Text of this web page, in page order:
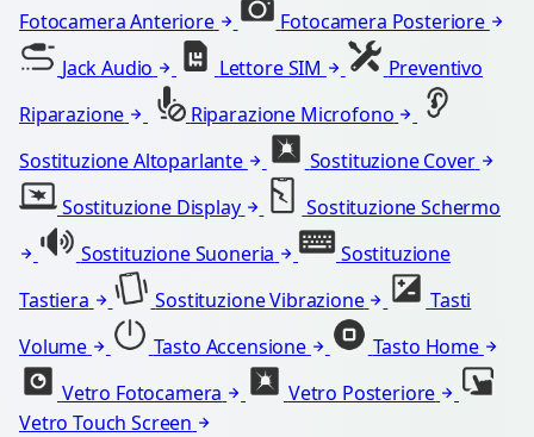
Fotocamera Anteriore
Fotocamera Posteriore
Jack Audio
Lettore SIM
Preventivo
Riparazione
Riparazione Microfono
Sostituzione Altoparlante
Sostituzione Cover
Sostituzione Display
Sostituzione Schermo
Sostituzione Suoneria
Sostituzione
Tastiera
Sostituzione Vibrazione
Tasti
Volume
Tasto Accensione
Tasto Home
Vetro Fotocamera
Vetro Posteriore
Vetro Touch Screen